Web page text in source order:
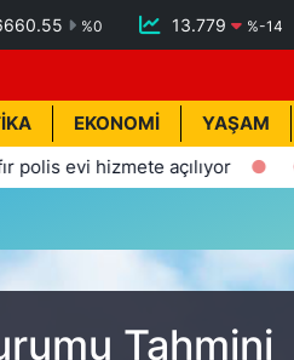
%0 13.779 %-14
EKONOMİ YAŞAM
evi hizmete açılıyor
Tahmini